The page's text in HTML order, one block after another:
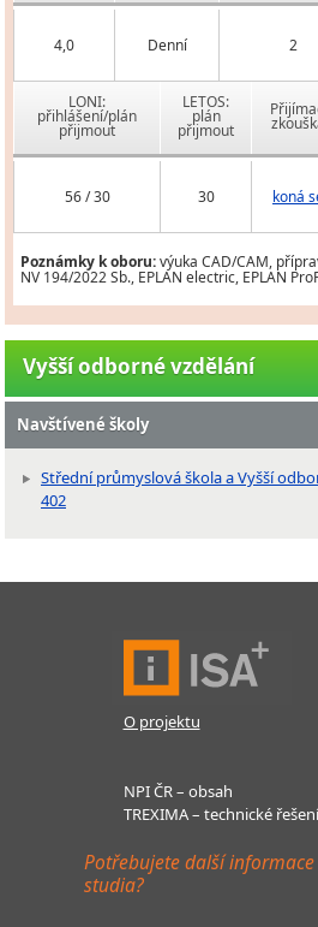
4,0 Denní 2
LONI:
přihlášení/plán
přijmout
LETOS:
plán
přijmout
56 / 30 30 koná
Poznámky k oboru:výuka CAD/CAM,
NV 194/2022 Sb., EPLAN electric, EPLAN
Vyšší odborné vzdělání
Navštívené školy
Střední průmyslová škola a Vyšší
402
O projektu
NPI ČR – obsah
TREXIMA – technické řešení
Potřebujete další
studia?